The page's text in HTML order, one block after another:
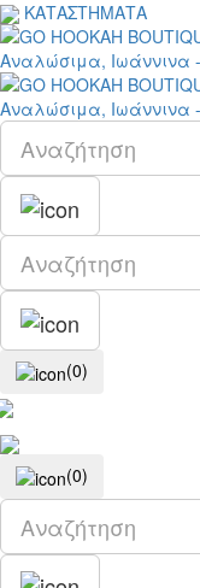
ΚΑΤΑΣΤΗΜΑΤΑ
(0)
(0)